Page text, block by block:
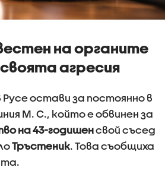
на органите
агресия
остави за постоянно в
М. С., който е обвинен за
на 43-годишенсвой съсед
Тръстеник. Това съобщиха